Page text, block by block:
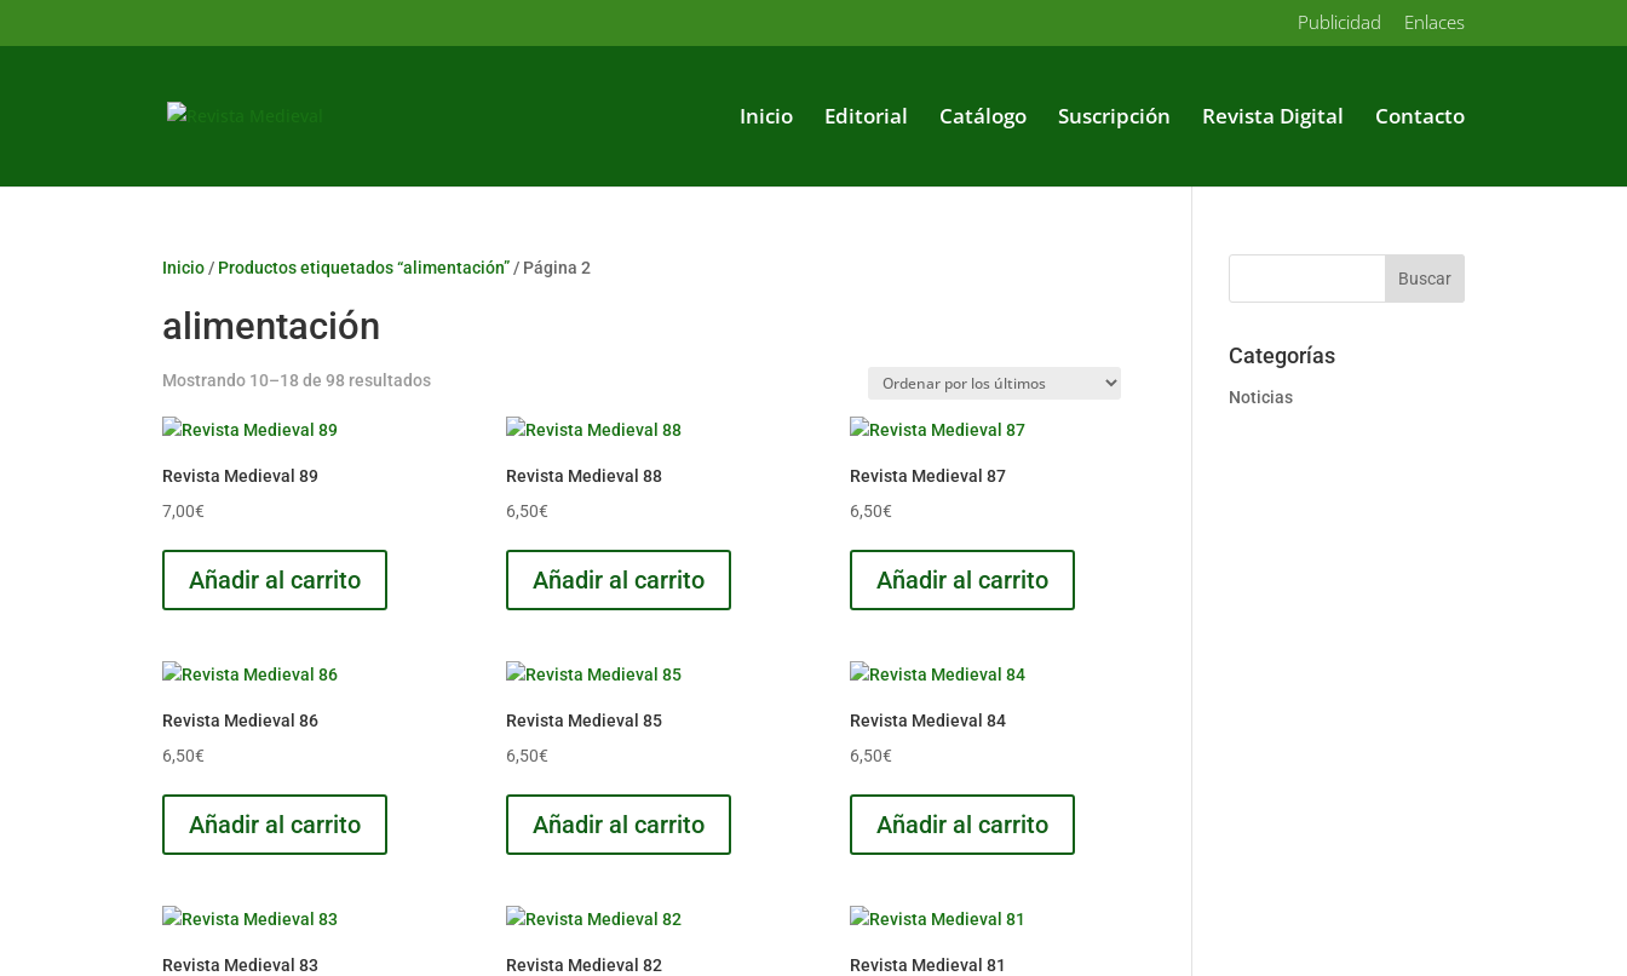
Publicidad Enlaces
Inicio Editorial Catálogo Suscripción Revista Digital Contacto
Inicio / Productos etiquetados “alimentación” / Página 2
alimentación
Mostrando 10–18 de 98 resultadosOrdenado
Revista Medieval 89
7,00€
Añadir al carrito
Revista Medieval 88
6,50€
Añadir al carrito
Revista Medieval 87
6,50€
Añadir al carrito
Revista Medieval 86
6,50€
Añadir al carrito
Revista Medieval 85
6,50€
Añadir al carrito
Revista Medieval 84
6,50€
Añadir al carrito
Revista Medieval 83
Revista Medieval 82
Revista Medieval 81
Categorías
Noticias